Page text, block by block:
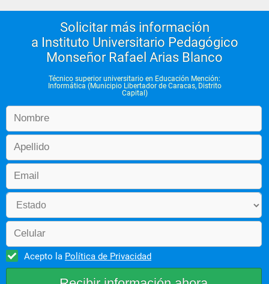
Solicitar más información
a Instituto Universitario Pedagógico
Monseñor Rafael Arias Blanco
Técnico superior universitario en Educación Mención:
Informática (Municipio Libertador de Caracas, Distrito
Capital)
Acepto la Política de Privacidad